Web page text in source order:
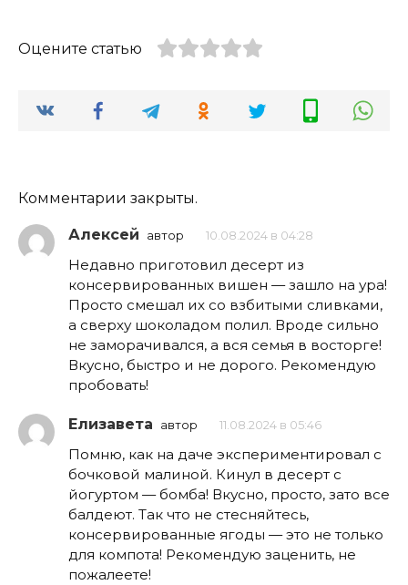
Оцените статью
Комментарии закрыты.
Алексей автор 10.08.2024 в 04:28
Недавно приготовил десерт из
консервированных вишен — зашло на ура!
Просто смешал их со взбитыми сливками,
а сверху шоколадом полил. Вроде сильно
не заморачивался, а вся семья в восторге!
Вкусно, быстро и не дорого. Рекомендую
пробовать!
Елизавета автор 11.08.2024 в 05:46
Помню, как на даче экспериментировал с
бочковой малиной. Кинул в десерт с
йогуртом — бомба! Вкусно, просто, зато все
балдеют. Так что не стесняйтесь,
консервированные ягоды — это не только
для компота! Рекомендую заценить, не
пожалеете!